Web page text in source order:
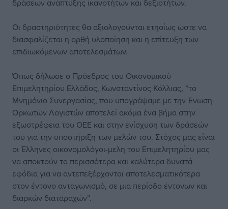
δράσεων ανάπτυξης ικανοτήτων και δεξιοτήτων.
Οι δραστηριότητες θα αξιολογούνται ετησίως ώστε να
διασφαλίζεται η ορθή υλοποίηση και η επίτευξη των
επιδιωκόμενων αποτελεσμάτων.
Όπως δήλωσε ο Πρόεδρος του Οικονομικού
Επιμελητηρίου Ελλάδος, Κωνσταντίνος Κόλλιας, “το
Μνημόνιο Συνεργασίας, που υπογράψαμε με την Ένωση
Ορκωτών Λογιστών αποτελεί ακόμα ένα βήμα στην
εξωστρέφεια του ΟΕΕ και στην ενίσχυση των δράσεών
του για την υποστήριξη των μελών του. Στόχος μας είναι
οι Έλληνες οικονομολόγοι-μελη του Επιμελητηρίου μας
να αποκτούν τα περισσότερα και καλύτερα δυνατά
εφόδια για να αντεπεξέρχονται αποτελεσματικότερα
στον έντονο ανταγωνισμό, σε μια περίοδο έντονων και
διαρκών διαταραχών”.